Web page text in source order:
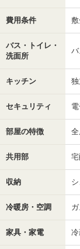
費用条件 敷
バス・トイレ・
洗面所
キッチン
セキュリティ
部屋の特徴
共用部 宅
収納
冷暖房・空調
家具・家電